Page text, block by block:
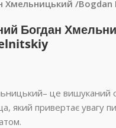
Хмельницький /Bogdan
Богдан
це вишуканий
який привертає увагу